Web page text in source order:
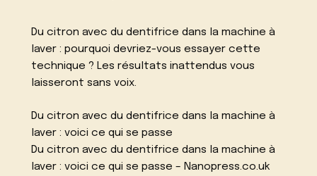
Du citron avec du dentifrice dans la machine à
laver : pourquoi devriez-vous essayer cette
technique ? Les résultats inattendus vous
laisseront sans voix.
Du citron avec du dentifrice dans la machine à
laver : voici ce qui se passe
Du citron avec du dentifrice dans la machine à
laver : voici ce qui se passe – Nanopress.co.uk